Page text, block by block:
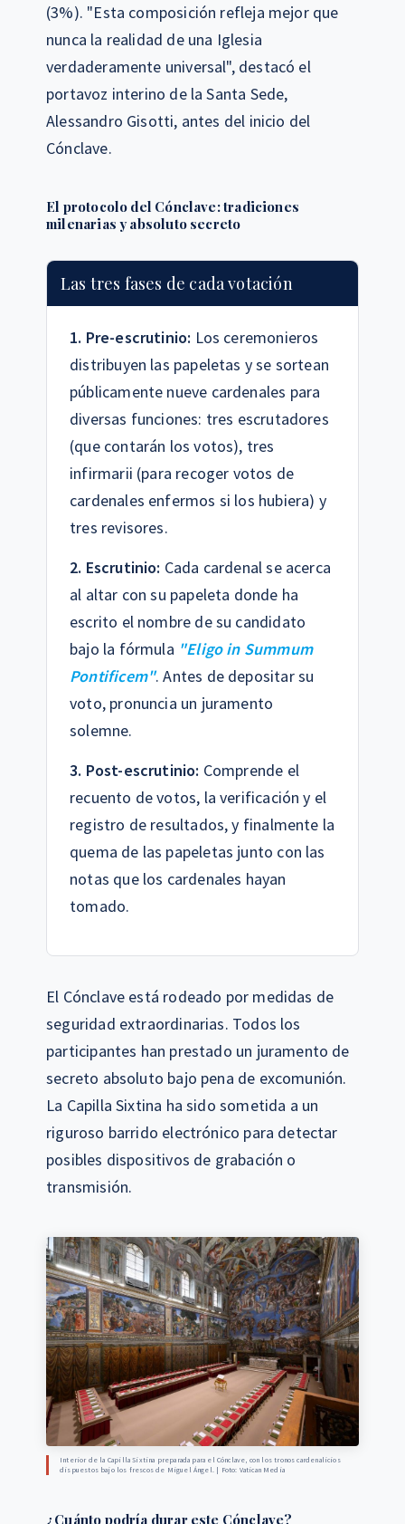
(3%). "Esta composición refleja mejor que
nunca la realidad de una Iglesia
verdaderamente universal", destacó el
portavoz interino de la Santa Sede,
Alessandro Gisotti, antes del inicio del
Cónclave.
El protocolo del Cónclave: tradiciones
milenarias y absoluto secreto
Las tres fases de cada votación
1. Pre-escrutinio: Los ceremonieros
distribuyen las papeletas y se sortean
públicamente nueve cardenales para
diversas funciones: tres escrutadores
(que contarán los votos), tres
infirmarii (para recoger votos de
cardenales enfermos si los hubiera) y
tres revisores.
2. Escrutinio: Cada cardenal se acerca
al altar con su papeleta donde ha
escrito el nombre de su candidato
bajo la fórmula "Eligo in Summum
Pontificem". Antes de depositar su
voto, pronuncia un juramento
solemne.
3. Post-escrutinio: Comprende el
recuento de votos, la verificación y el
registro de resultados, y finalmente la
quema de las papeletas junto con las
notas que los cardenales hayan
tomado.
El Cónclave está rodeado por medidas de
seguridad extraordinarias. Todos los
participantes han prestado un juramento de
secreto absoluto bajo pena de excomunión.
La Capilla Sixtina ha sido sometida a un
riguroso barrido electrónico para detectar
posibles dispositivos de grabación o
transmisión.
Interior de la Capilla Sixtina preparada para el Cónclave, con los tronos cardenalicios
dispuestos bajo los frescos de Miguel Ángel. | Foto: Vatican Media
¿Cuánto podría durar este Cónclave?